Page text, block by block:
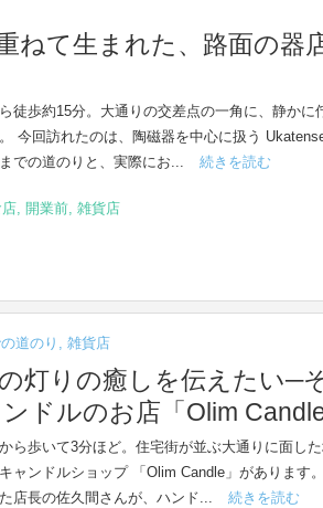
ねて生まれた、路面の器
徒歩約15分。大通りの交差点の一角に、静かに
今回訪れたのは、陶磁器を中心に扱う
での道のりと、実際にお...
続きを読む
, 開業前, 雑貨店
道のり , 雑貨店
灯りの癒しを伝えたい─
ドルのお店「Olim Candle
ら歩いて3分ほど。住宅街が並ぶ大通りに面し
ャンドルショップ 「Olim Candle」があります
店長の佐久間さんが、ハンド...
続きを読む